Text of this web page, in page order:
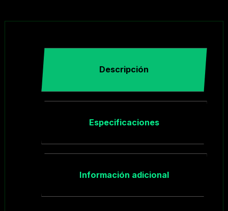
Descripción
Especificaciones
Información adicional